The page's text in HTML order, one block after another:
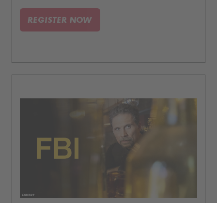
REGISTER NOW